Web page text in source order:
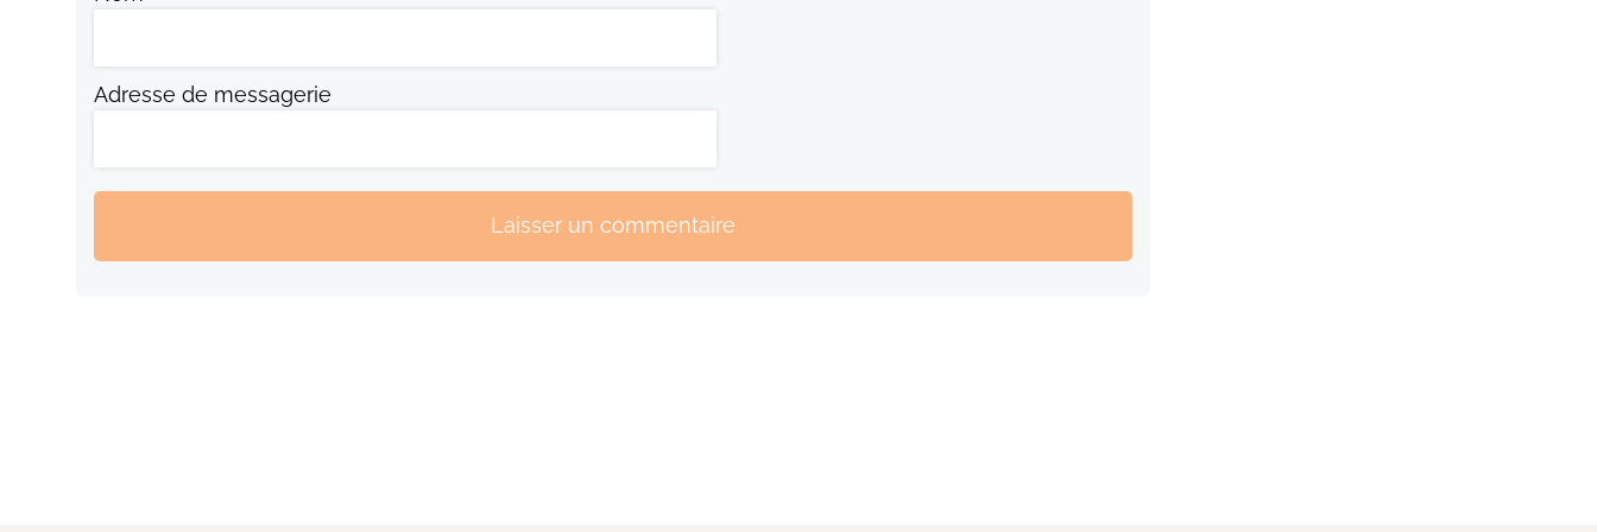
Adresse de messagerie
Laisser un commentaire